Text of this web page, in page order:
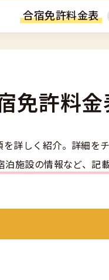
宿免許
ンター)
0120-
入校申込
合宿免許料金表
免許料
詳しく紹介。詳細を
泊施設の情報など、記